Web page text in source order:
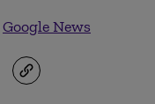
Google News